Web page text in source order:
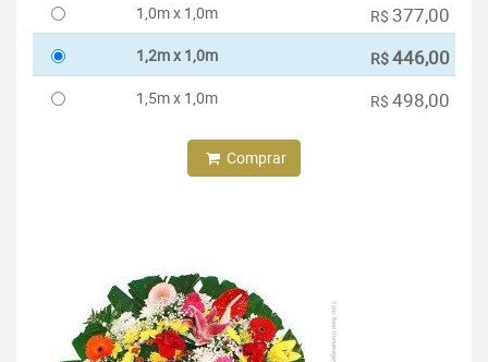
1,0m x 1,0m
R$ 377,00
1,2m x 1,0m R$446,00
1,5m x 1,0m R$ 498,00
Comprar